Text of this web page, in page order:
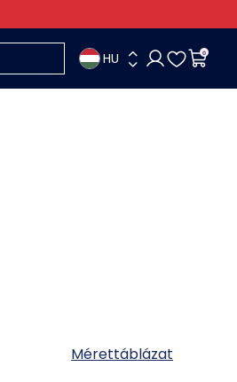
HU 0
Mérettáblázat